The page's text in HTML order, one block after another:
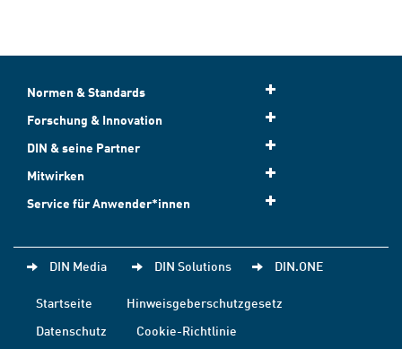
Normen & Standards
Forschung & Innovation
DIN & seine Partner
Mitwirken
Service für Anwender*innen
DIN Media DIN Solutions DIN.ONE
Startseite
Hinweisgeberschutzgesetz
Datenschutz
Cookie-Richtlinie